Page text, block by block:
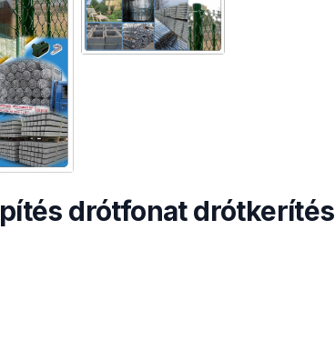
drótfonat drótkerítés